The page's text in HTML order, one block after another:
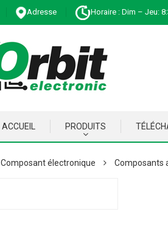
Adresse Horaire : Dim – Jeu:
ACCUEIL PRODUITS
Composant électronique Composants